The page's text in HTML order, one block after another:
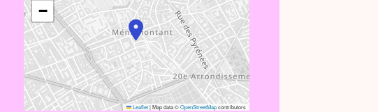
−
Leaflet|Map data ©OpenStreetMapcontributors